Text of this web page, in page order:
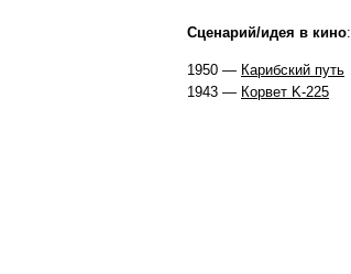
Сценарий/идея в кино:
1950 — Карибский путь
1943 — Корвет K-225